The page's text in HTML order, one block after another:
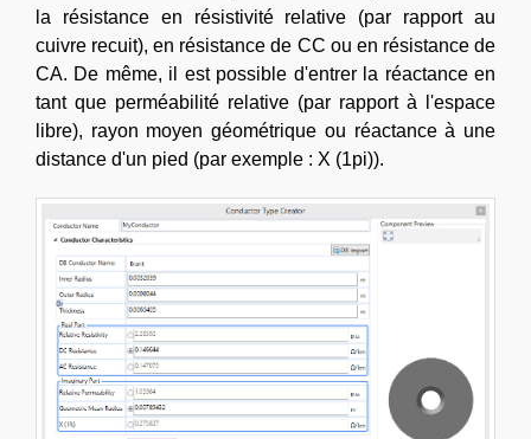
la résistance en résistivité relative (par rapport au
cuivre recuit), en résistance de CC ou en résistance de
CA. De même, il est possible d'entrer la réactance en
tant que perméabilité relative (par rapport à l'espace
libre), rayon moyen géométrique ou réactance à une
distance d'un pied (par exemple : X (1pi)).